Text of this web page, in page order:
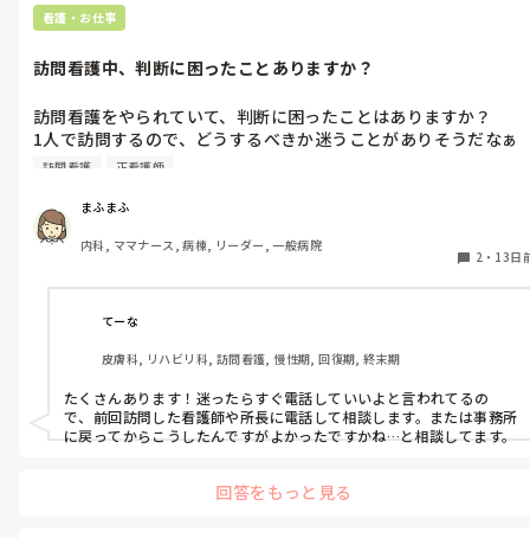
ものが何かあればいいのかなと思っています。アドバイスとまではい
きませんが何か参考になればと思います。
看護・お仕事
訪問看護中、判断に困ったことありますか？
訪問看護をやられていて、判断に困ったことはありますか？
1人で訪問するので、どうするべきか迷うことがありそうだなぁ
と心配です。
訪問看護 正看護師
まふまふ
内科, ママナース, 病棟, リーダー, 一般病院
2 ・ 13日
てーな
皮膚科, リハビリ科, 訪問看護, 慢性期, 回復期, 終末期
たくさんあります！迷ったらすぐ電話していいよと言われてるの
で、前回訪問した看護師や所長に電話して相談します。または事務所
に戻ってからこうしたんですがよかったですかね…と相談してます。
回答をもっと見る